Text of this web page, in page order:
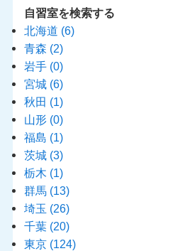
自習室を検索する
北海道 (6)
青森 (2)
岩手 (0)
宮城 (6)
秋田 (1)
山形 (0)
福島 (1)
茨城 (3)
栃木 (1)
群馬 (13)
埼玉 (26)
千葉 (20)
東京 (124)